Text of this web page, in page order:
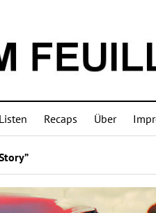
Listen Recaps Über